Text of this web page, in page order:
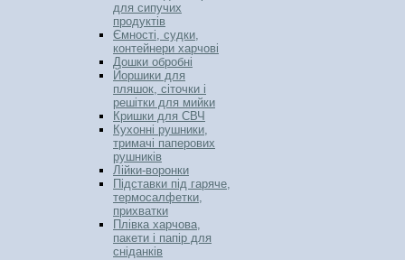
для сипучих
продуктів
Ємності, судки,
контейнери харчові
Дошки обробні
Йоршики для
пляшок, сіточки і
решітки для мийки
Кришки для СВЧ
Кухонні рушники,
тримачі паперових
рушників
Лійки-воронки
Підставки під гаряче,
термосалфетки,
прихватки
Плівка харчова,
пакети і папір для
сніданків